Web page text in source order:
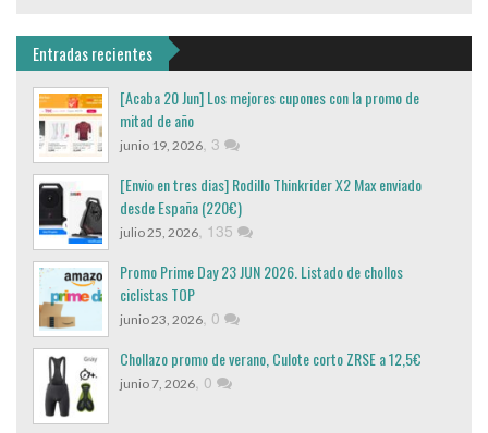
Entradas recientes
[Acaba 20 Jun] Los mejores cupones con la promo de
mitad de año
junio 19, 2026, 3
[Envio en tres dias] Rodillo Thinkrider X2 Max enviado
desde España (220€)
julio 25, 2026, 135
Promo Prime Day 23 JUN 2026. Listado de chollos
ciclistas TOP
junio 23, 2026, 0
Chollazo promo de verano, Culote corto ZRSE a 12,5€
junio 7, 2026, 0